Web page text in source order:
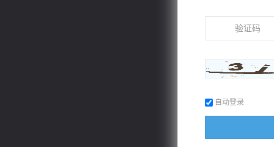
自动登录